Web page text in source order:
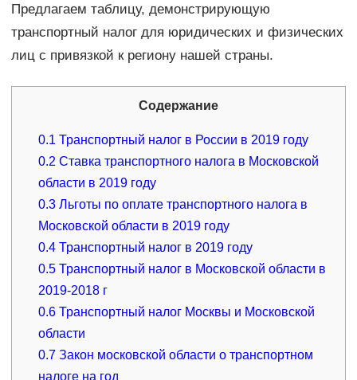
Предлагаем таблицу, демонстрирующую
транспортный налог для юридических и физических
лиц с привязкой к региону нашей страны.
Содержание
0.1 Транспортный налог в России в 2019 году
0.2 Ставка транспортного налога в Московской
области в 2019 году
0.3 Льготы по оплате транспортного налога в
Московской области в 2019 году
0.4 Транспортный налог в 2019 году
0.5 Транспортный налог в Московской области в
2019-2018 г
0.6 Транспортный налог Москвы и Московской
области
0.7 Закон московской области о транспортном
налоге на год